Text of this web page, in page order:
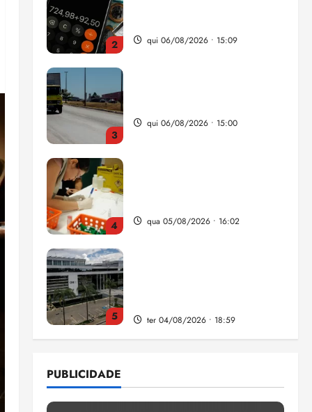
2 qui 06/08/2026 • 15:09
3
qui 06/08/2026 • 15:00
4 qua 05/08/2026 • 16:02
5 ter 04/08/2026 • 18:59
participação
qui 06/08/2026 • 15:18
PUBLICIDADE